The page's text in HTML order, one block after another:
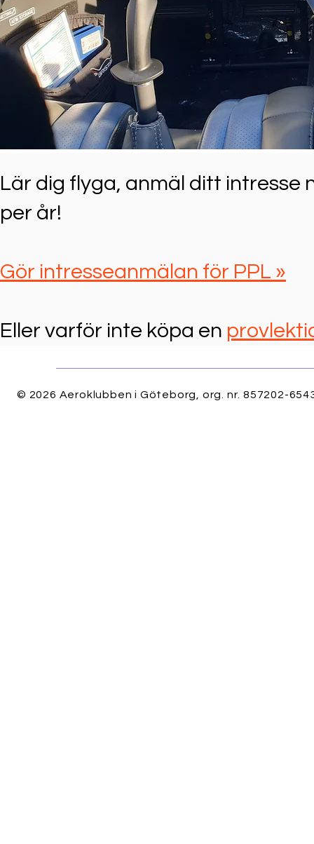
Lär dig flyga, anmäl ditt intresse
per år!
Gör intresseanmälan för PPL »
Eller varför inte köpa en
© 2026 Aeroklubben i Göteborg, org. nr. 857202-